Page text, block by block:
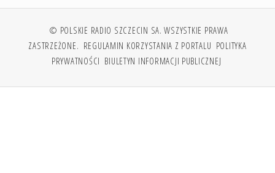
© POLSKIE RADIO SZCZECIN SA. WSZYSTKIE PRAWA
ZASTRZEŻONE. REGULAMIN KORZYSTANIA Z PORTALU POLITYKA
PRYWATNOŚCI BIULETYN INFORMACJI PUBLICZNEJ